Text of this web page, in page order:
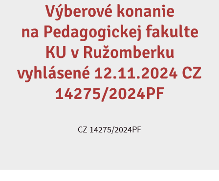
Výberové konanie
na Pedagogickej fakulte
KU v Ružomberku
vyhlásené 12.11.2024 CZ
14275/2024PF
CZ 14275/2024PF